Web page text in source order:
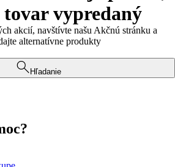
tovar vypredaný
akcií, navštívte našu Akčnú stránku a
alternatívne produkty
Hľadanie